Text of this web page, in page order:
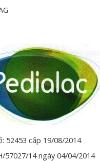
52453 cấp 19/08/2014
57027/14 ngày 04/04/2014